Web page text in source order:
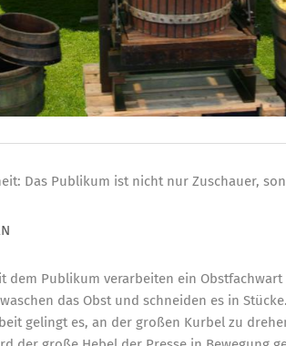
Das Publikum ist nicht nur Zuschauer,
dem Publikum verarbeiten ein
das Obst und schneiden es in
gelingt es, an der großen Kurbel zu